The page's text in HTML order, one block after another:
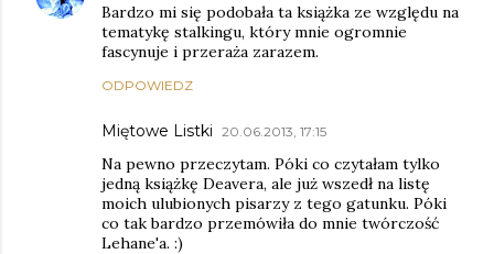
Bardzo mi się podobała ta książka ze względu na
tematykę stalkingu, który mnie ogromnie
fascynuje i przeraża zarazem.
ODPOWIEDZ
Miętowe Listki 20.06.2013, 17:15
Na pewno przeczytam. Póki co czytałam tylko
jedną książkę Deavera, ale już wszedł na listę
moich ulubionych pisarzy z tego gatunku. Póki
co tak bardzo przemówiła do mnie twórczość
Lehane'a. :)